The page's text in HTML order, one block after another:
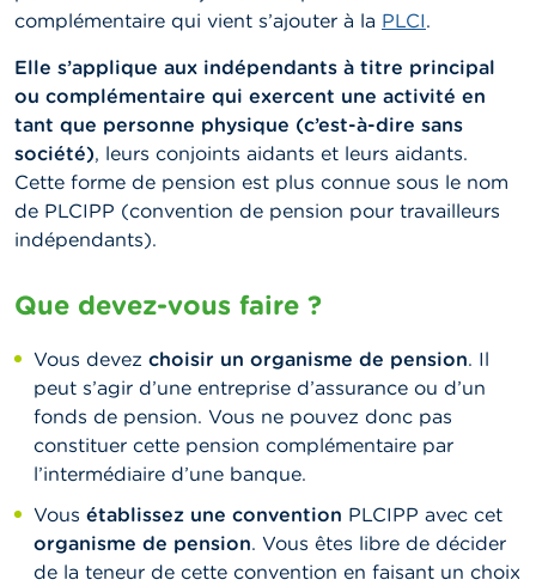
complémentaire qui vient s’ajouter à la PLCI.
Elle s’applique aux indépendants à titre principal
ou complémentaire qui exercent une activité en
tant que personne physique (c’est-à-dire sans
société), leurs conjoints aidants et leurs aidants.
Cette forme de pension est plus connue sous le nom
de PLCIPP (convention de pension pour travailleurs
indépendants).
Que devez-vous faire ?
Vous devez choisir un organisme de pension. Il
peut s’agir d’une entreprise d’assurance ou d’un
fonds de pension. Vous ne pouvez donc pas
constituer cette pension complémentaire par
l’intermédiaire d’une banque.
Vous établissez une convention PLCIPP avec cet
organisme de pension. Vous êtes libre de décider
de la teneur de cette convention en faisant un choix